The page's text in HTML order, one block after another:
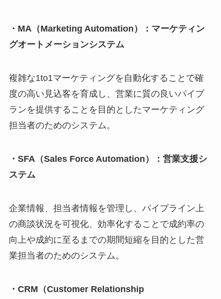
・MA（Marketing Automation）：マーケティン
グオートメーションシステム
複雑な1to1マーケティングを自動化することで確
度の高い見込客を育成し、営業に質の良いパイプ
ランを提供することを目的としたマーケティング
担当者のためのシステム。
・SFA（Sales Force Automation）：営業支援シ
ステム
企業情報、担当者情報を管理し、パイプライン上
の商談状況を可視化、効率化することで成約率の
向上や成約に至るまでの期間短縮を目的とした営
業担当者のためのシステム。
・CRM（Customer Relationship